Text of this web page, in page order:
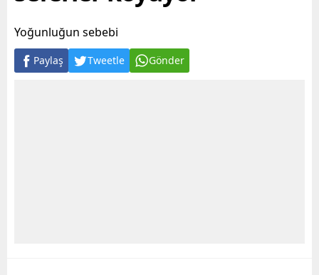
Yoğunluğun sebebi
Paylaş Tweetle Gönder